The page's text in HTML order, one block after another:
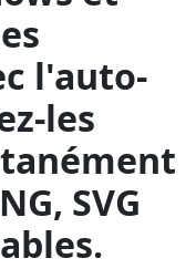
l'auto-
les
SVG